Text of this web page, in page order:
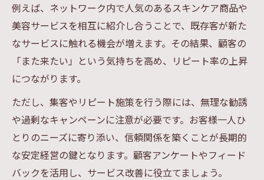
例えば、ネットワーク内で人気のあるスキンケア商品や
美容サービスを相互に紹介し合うことで、既存客が新た
なサービスに触れる機会が増えます。その結果、顧客の
「また来たい」という気持ちを高め、リピート率の上昇
につながります。
ただし、集客やリピート施策を行う際には、無理な勧誘
や過剰なキャンペーンに注意が必要です。お客様一人ひ
とりのニーズに寄り添い、信頼関係を築くことが長期的
な安定経営の鍵となります。顧客アンケートやフィード
バックを活用し、サービス改善に役立てましょう。